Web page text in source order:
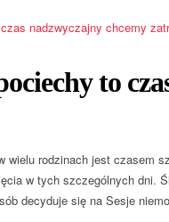
to
wielu rodzinach jest czasem
w tych szczególnych dni.
decyduje się na Sesje